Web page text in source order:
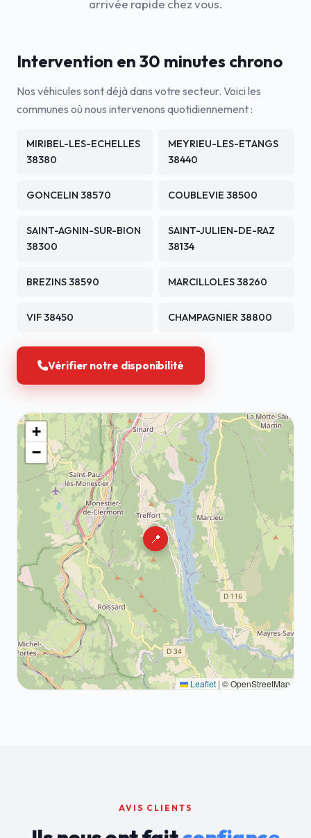
arrivée rapide chez vous.
Intervention en 30 minutes chrono
Nos véhicules sont déjà dans votre secteur. Voici les
communes où nous intervenons quotidiennement :
MIRIBEL-LES-ECHELLES
38380
MEYRIEU-LES-ETANGS
38440
GONCELIN 38570 COUBLEVIE 38500
SAINT-AGNIN-SUR-BION
38300
SAINT-JULIEN-DE-RAZ
38134
BREZINS 38590 MARCILLOLES 38260
VIF 38450 CHAMPAGNIER 38800
Vérifier notre disponibilité
📍
+
−
Leaflet | © OpenStreetMap
AVIS CLIENTS